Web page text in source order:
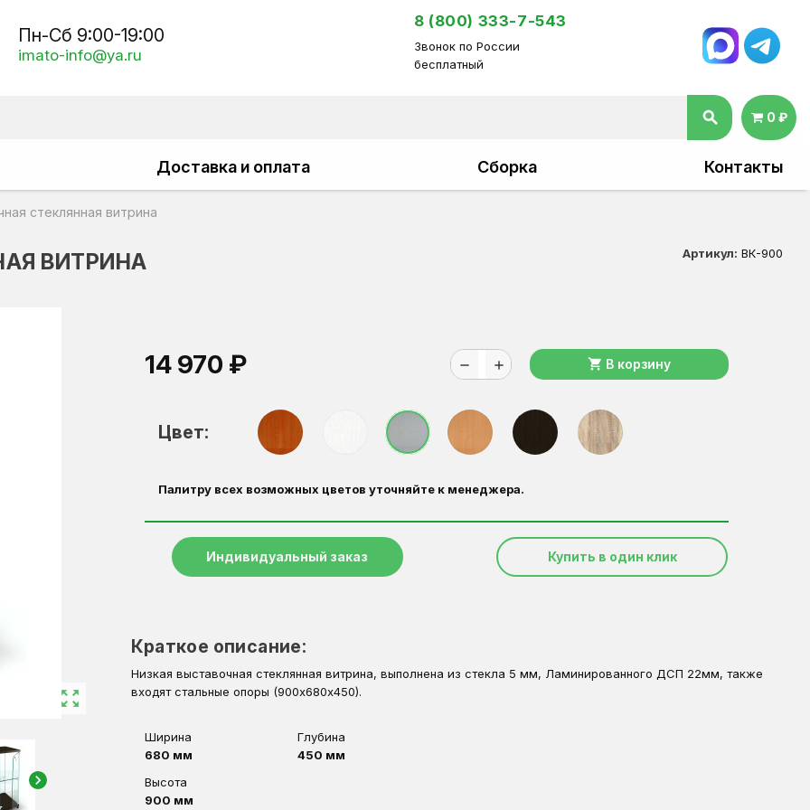
Пн-Сб 9:00-19:00
imato-info@ya.ru
8 (800) 333-7-543
Звонок по России
бесплатный
search 0 ₽
Доставка и оплата Сборка Контакты
стеклянная витрина
ВИТРИНА Артикул: ВК-900
zoom_out_map
chevron_right
14 970 ₽ remove add shopping_cart В корзину
Цвет:
Палитру всех возможных цветов уточняйте к менеджера.
Индивидуальный заказ Купить в один клик
Краткое описание:
Низкая выставочная стеклянная витрина, выполнена из стекла 5 мм, Ламинированного ДСП 22мм, также
входят стальные опоры (900х680х450).
Ширина
680 мм
Глубина
450 мм
Высота
900 мм